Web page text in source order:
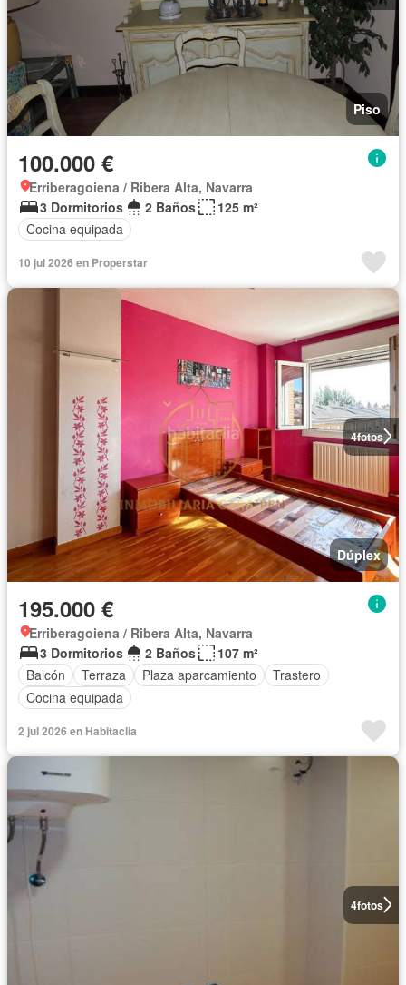
Piso
100.000 €
Erriberagoiena / Ribera Alta, Navarra
3 Dormitorios
2 Baños
125 m²
Cocina equipada
10 jul 2026 en Properstar
4fotos
Dúplex
195.000 €
Erriberagoiena / Ribera Alta, Navarra
3 Dormitorios
2 Baños
107 m²
Balcón
Terraza Plaza aparcamiento
Trastero
Cocina equipada
2 jul 2026 en Habitaclia
4fotos